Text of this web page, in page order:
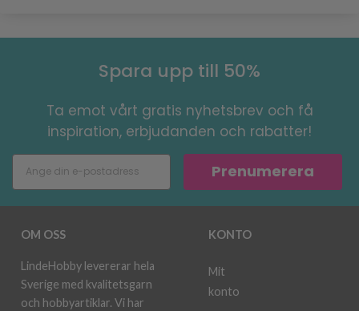
Spara upp till 50%
Ta emot vårt gratis nyhetsbrev och få
inspiration, erbjudanden och rabatter!
Prenumerera
OM OSS
LindeHobby levererar hela
Sverige med kvalitetsgarn
och hobbyartiklar. Vi har
KONTO
Mit
konto